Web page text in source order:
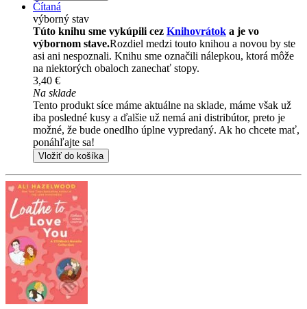
Čítaná
výborný stav
Túto knihu sme vykúpili cez Knihovrátok a je vo
výbornom stave.Rozdiel medzi touto knihou a novou by ste
asi ani nespoznali. Knihu sme označili nálepkou, ktorá môže
na niektorých obaloch zanechať stopy.
3,40 €
Na sklade
Tento produkt síce máme aktuálne na sklade, máme však už
iba posledné kusy a ďalšie už nemá ani distribútor, preto je
možné, že bude onedlho úplne vypredaný. Ak ho chcete mať,
ponáhľajte sa!
Vložiť do košíka